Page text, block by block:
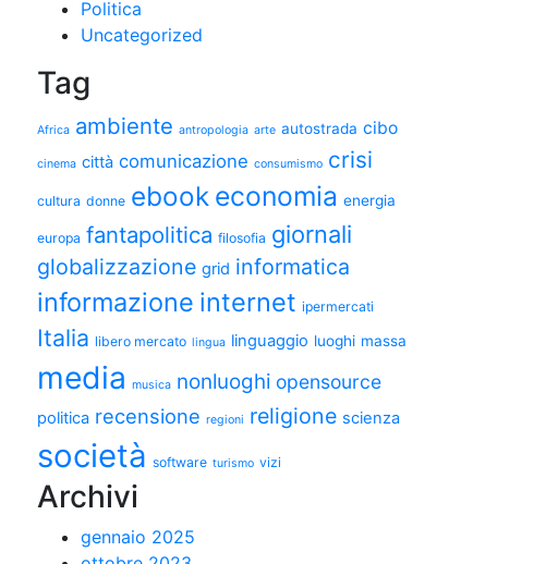
Politica
Uncategorized
Tag
Africa ambiente antropologia arte autostrada cibo
cinema città comunicazione consumismo crisi
cultura donne ebook economia energia
europa fantapolitica filosofia giornali
globalizzazione grid informatica
informazione internet ipermercati
Italia libero mercato lingua linguaggio luoghi massa
media musica nonluoghi opensource
politica recensione regioni religione scienza
società software turismo vizi
Archivi
gennaio 2025